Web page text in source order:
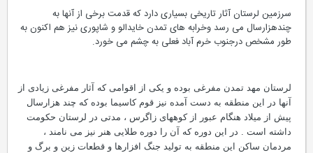
سرزمین لرستان آثار تاریخی بسیاری دارد كه قدمت برخی از آنها به
چندهزارسال می رسد وخرابه های تمدن خایدالو و شاپوری نیز هم اكنون به
طور مشخص درجنوب خرم آباد فعلی به چشم می خورد.
لرستان مهد تمدن مفرغی بوده و یكی از اقوامی كه آثار مفرغی زیادی از
آنها در این منطقه به دست آمده نیز قوم كاسیما بوده كه چند هزارسال
پیش از میلاد هنگام عبور از كوههای زاگرس ، مدتی در لرستان حكومت
داشته است . در این دوره كه آن را دوره طلایی هنر نیز می نامند ،
مردمان ساكن این منطقه به تولید جنگ افزارها و قطعات زین و برگ و